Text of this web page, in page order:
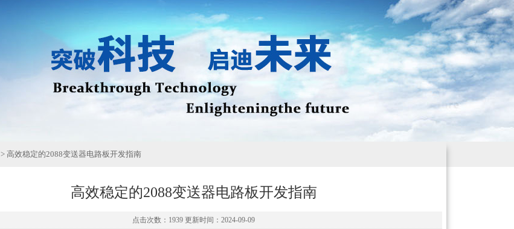
> 高效稳定的2088变送器电路板开发指南
高效稳定的2088变送器电路板开发指南
点击次数：1939 更新时间：2024-09-09